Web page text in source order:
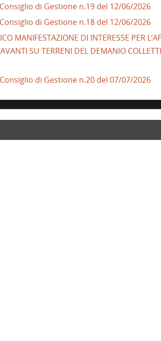
di Gestione n.19 del 12/06/2026
di Gestione n.18 del 12/06/2026
DI INTERESSE PER
SU TERRENI DEL DEMANIO
di Gestione n.20 del 07/07/2026